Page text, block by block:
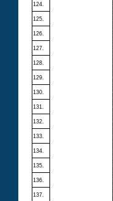
124.
125.
126.
127.
128.
129.
130.
131.
132.
133.
134.
135.
136.
137.